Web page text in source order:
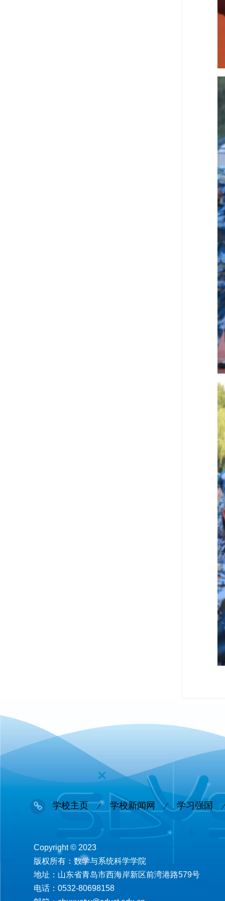
学校主页 学校新闻网 学习强国
Copyright © 2023
版权所有：数学与系统科学学院
地址：山东省青岛市西海岸新区前湾港路579号
电话：0532-80698158